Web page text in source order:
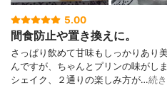
5.00
間食防止や置き換えに。
さっぱり飲めて甘味もしっかりあり
んですが、ちゃんとプリンの味がし
シェイク、２通りの楽しみ方が…続